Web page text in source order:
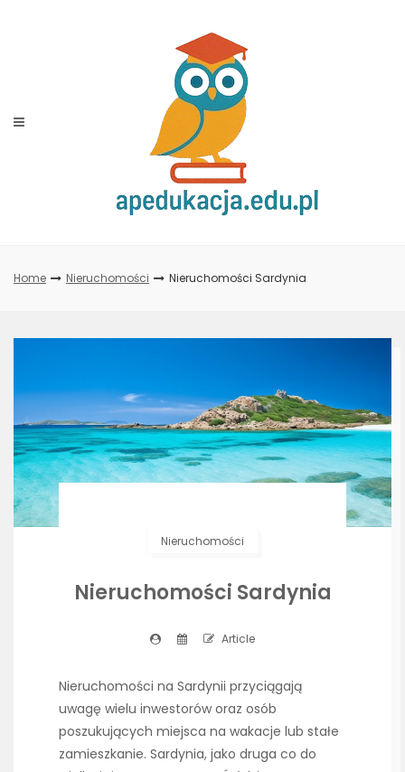
Home Nieruchomości Nieruchomości Sardynia
Nieruchomości
Nieruchomości Sardynia
Article
Nieruchomości na Sardynii przyciągają
uwagę wielu inwestorów oraz osób
poszukujących miejsca na wakacje lub stałe
zamieszkanie. Sardynia, jako druga co do